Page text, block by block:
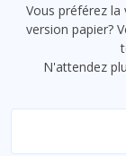
Vous préférez la
version papier?
N'attendez